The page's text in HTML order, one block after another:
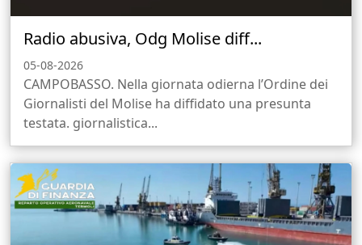
Radio abusiva, Odg Molise diff...
05-08-2026
CAMPOBASSO. Nella giornata odierna l’Ordine dei
Giornalisti del Molise ha diffidato una presunta
testata. giornalistica...